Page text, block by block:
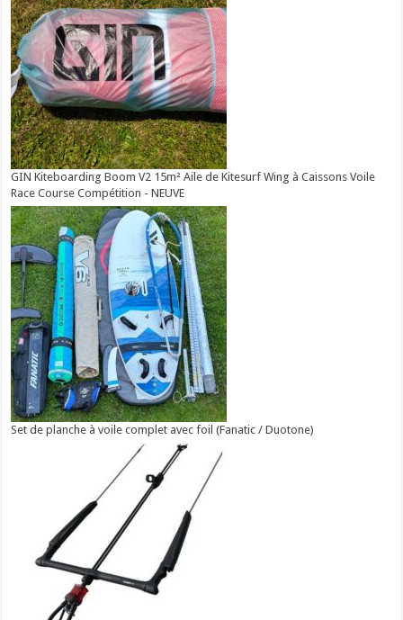
GIN Kiteboarding Boom V2 15m² Aile de Kitesurf Wing à Caissons Voile
Race Course Compétition - NEUVE
Set de planche à voile complet avec foil (Fanatic / Duotone)